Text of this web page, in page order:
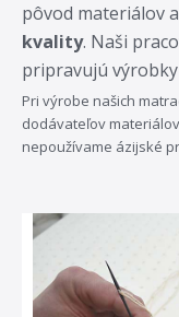
pôvod materiálov
kvality. Naši
pripravujú
Pri výrobe našich
dodávateľov
nepoužívame ázijské